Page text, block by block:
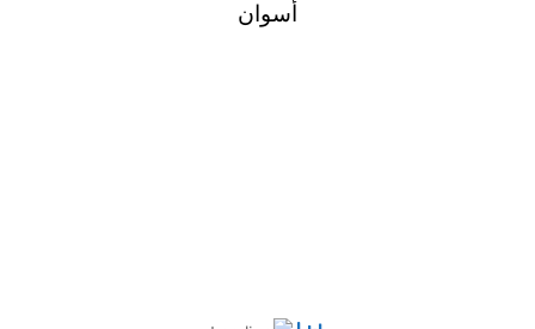
أسوان